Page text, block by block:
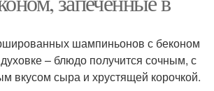
шампиньонов с беконом
– блюдо получится сочным, с
вкусом сыра и хрустящей корочкой.